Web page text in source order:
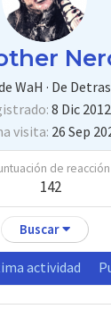
WaH · De
8 Dic 2012
visita 26 Sep
de reacción
142
Buscar
actividad